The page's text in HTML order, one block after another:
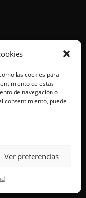
las cookies para
de estas
de navegación o
consentimiento, puede
Ver preferencias